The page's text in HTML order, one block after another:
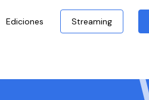
Ediciones Streaming